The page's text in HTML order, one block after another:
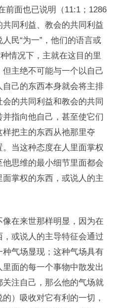
前面也已说明（11:1；1286
同利益、教会的共同利益
民“为一”，他们的语言或
情况下，主就在这目的里
主绝不可能与一个以自己
己的东西本身就会将主排
的共同利益和教会的共同
指向他自己，甚至使它们
把主的东西从祂那里夺
当这种态度在人里面掌权
思维的最小细节里面都会
掌权的东西，或说人的主
在来世那样明显，因为在
或说人的主导特征会通过
气场显现；这种气场具有
面的每一个事物中散发出
注自己，那么他的气场就
）吸收对它有利的一切，